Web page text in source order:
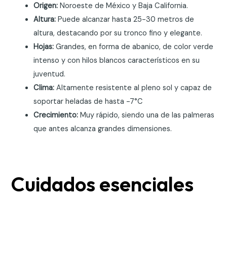
Origen: Noroeste de México y Baja California.
Altura: Puede alcanzar hasta 25-30 metros de
altura, destacando por su tronco fino y elegante.
Hojas: Grandes, en forma de abanico, de color verde
intenso y con hilos blancos característicos en su
juventud.
Clima: Altamente resistente al pleno sol y capaz de
soportar heladas de hasta -7°C
Crecimiento: Muy rápido, siendo una de las palmeras
que antes alcanza grandes dimensiones.
Cuidados esenciales